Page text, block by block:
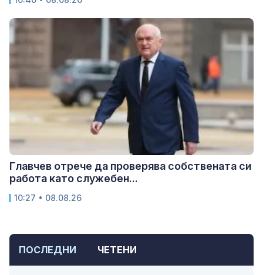
ПОСЛЕДНИ ЧЕТЕНИ
Главчев отрече да проверява собствената си
работа като служебен...
10:27 • 08.08.26